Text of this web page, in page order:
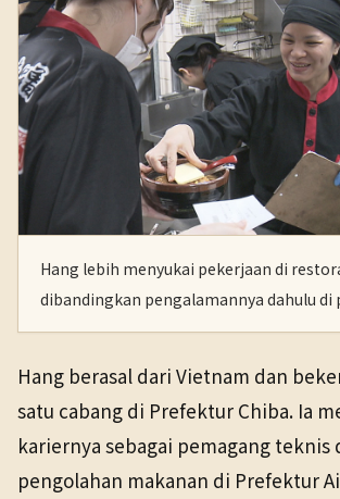
Hang lebih menyukai pekerjaan di
dibandingkan pengalamannya dahulu di
Hang berasal dari Vietnam dan
satu cabang di Prefektur Chiba. Ia
kariernya sebagai pemagang teknis
pengolahan makanan di Prefektur